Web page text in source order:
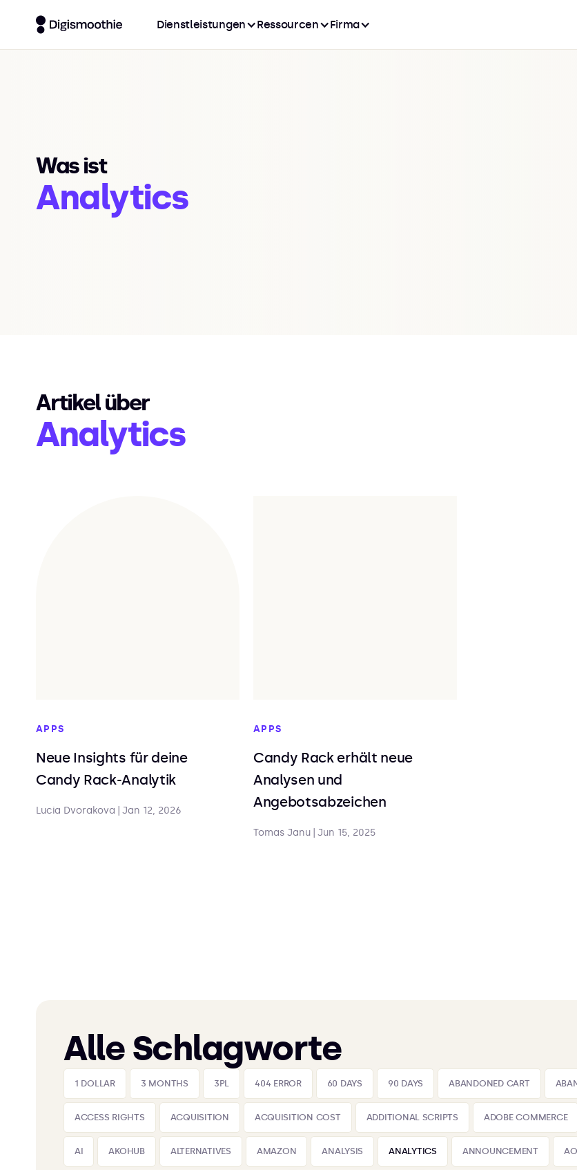
Dienstleistungen Ressourcen Firma
Was ist
Analytics
Artikel über
Analytics
APPS
Neue Insights für deine
Candy Rack-Analytik
Lucia Dvorakova Jan 12, 2026
APPS
Candy Rack erhält neue
Analysen und
Angebotsabzeichen
Tomas Janu Jun 15, 2025
Alle Schlagworte
1 DOLLAR 3 MONTHS 3PL 404 ERROR 60 DAYS 90 DAYS ABANDONED CART
ACCESS RIGHTS ACQUISITION ACQUISITION COST ADDITIONAL SCRIPTS ADOBE COMMERCE
AI AKOHUB ALTERNATIVES AMAZON ANALYSIS ANALYTICS ANNOUNCEMENT